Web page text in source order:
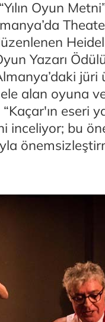
Oyun
Yazarı
jüri
alan oyuna
eseri
inceliyor; bu